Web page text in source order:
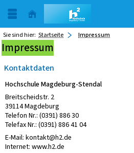
Sie sind hier: Startseite Impressum
Impressum
Kontaktdaten
Hochschule Magdeburg-Stendal
Breitscheidstr. 2
39114 Magdeburg
Telefon Nr.: (0391) 886 30
Telefax Nr.: (0391) 886 41 04
E-Mail: kontakt@h2.de
Internet: www.h2.de